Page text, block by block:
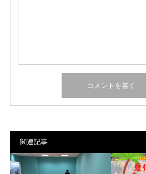
関連記事